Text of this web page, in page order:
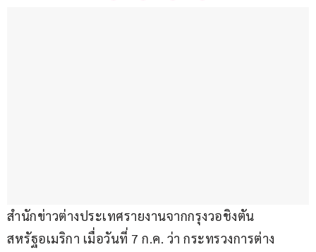
สำนักข่าวต่างประเทศรายงานจากกรุงวอชิงตัน
สหรัฐอเมริกา เมื่อวันที่ 7 ก.ค. ว่า กระทรวงการต่าง